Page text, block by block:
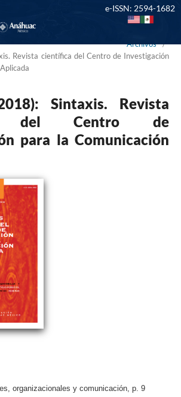
Archivos /
Revista científica del Centro de Investigación
Sintaxis. Revista
del Centro de
para la Comunicación
organizacionales y comunicación, p. 9
e-ISSN: 2594-1682